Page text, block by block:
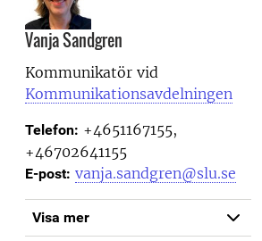
Vanja Sandgren
Kommunikatör vid
Kommunikationsavdelningen
Telefon: +4651167155,
+46702641155
E-post: vanja.sandgren@slu.se
Visa mer